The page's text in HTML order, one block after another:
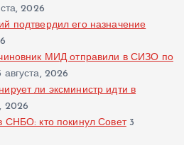
2026
подтвердил его назначение
МИД отправили в СИЗО по
августа, 2026
ли эксминистр идти в
2026
СНБО: кто покинул Совет 3